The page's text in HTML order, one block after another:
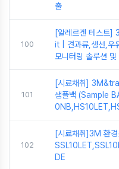
출
100
[알레르겐 테스
it | 견과류,생선,우
모니터링 솔루션 및
101
[시료채취]
샘플백 (Sample
102
[시료채취]3M 환경
DE